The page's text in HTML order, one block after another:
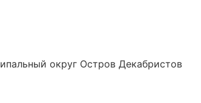
округ Остров Декабристов